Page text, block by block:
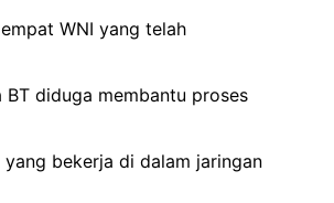
WNI yang telah
diduga membantu proses
bekerja di dalam jaringan